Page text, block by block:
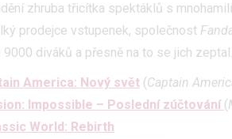
zhruba třicítka spektáklů s
prodejce vstupenek, společnost
9000 diváků a přesně na to se jich
America: Nový svět (Captain
Impossible – Poslední zúčtování (
World: Rebirth